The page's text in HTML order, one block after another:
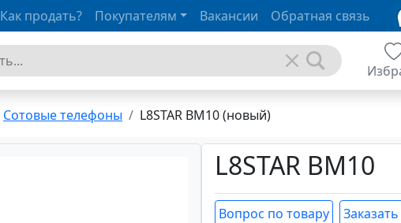
Как продать? Покупателям Вакансии Обратная связь
Сотовые телефоны L8STAR BM10 (новый)
L8STAR BM10
Вопрос по товару